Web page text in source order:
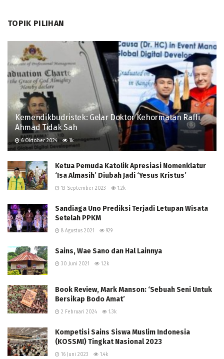
TOPIK PILIHAN
Kemendikbudristek: Gelar Doktor Kehormatan Raffi
Ahmad Tidak Sah
6 Oktober 2024 1k
Ketua Pemuda Katolik Apresiasi Nomenklatur
‘Isa Almasih’ Diubah Jadi ‘Yesus Kristus’
13 September 2023 1.2k
Sandiaga Uno Prediksi Terjadi Letupan Wisata
Setelah PPKM
8 Agustus 2021 929
Sains, Wae Sano dan Hal Lainnya
30 Juni 2021 1.2k
Book Review, Mark Manson: ‘Sebuah Seni Untuk
Bersikap Bodo Amat’
2 Februari 2024 1.3k
Kompetisi Sains Siswa Muslim Indonesia
(KOSSMI) Tingkat Nasional 2023
16 Juni 2023 1.4k